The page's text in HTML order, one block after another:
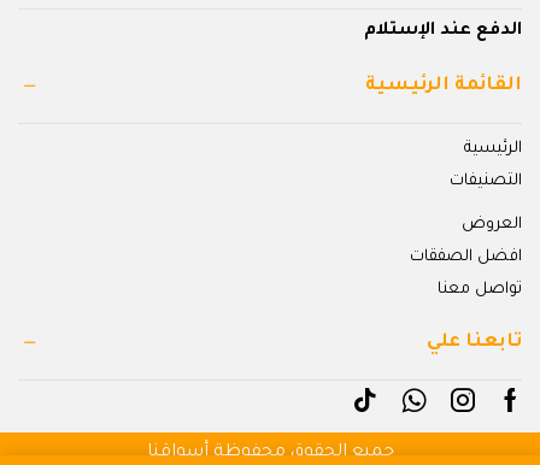
الدفع عند الإستلام
القائمة الرئيسية
الرئيسية
التصنيفات
العروض
افضل الصفقات
تواصل معنا
تابعنا علي
جميع الحقوق محفوظة أسواقنا